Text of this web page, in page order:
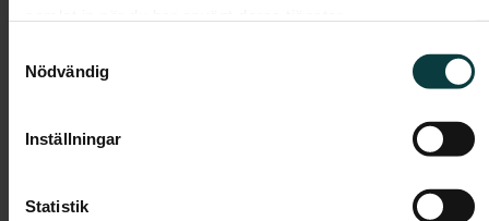
Nödvändig
Inställningar
Statistik
Rum: 1
Våning: 1
Pris: -